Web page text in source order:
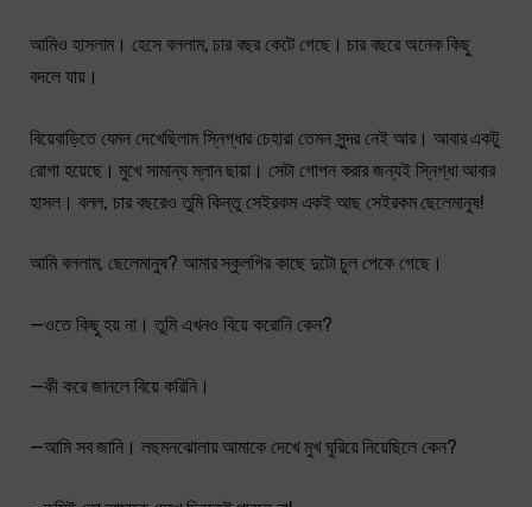
আমিও হাসলাম। হেসে বললাম, চার বছর কেটে গেছে। চার বছরে অনেক কিছু
বদলে যায়।
বিয়েবাড়িতে যেমন দেখেছিলাম স্নিগ্ধার চেহারা তেমন সুন্দর নেই আর। আবার একটু
রোগা হয়েছে। মুখে সামান্য ম্লান ছায়া। সেটা গোপন করার জন্যই স্নিগ্ধা আবার
হাসল। বলল, চার বছরেও তুমি কিন্তু সেইরকম একই আছ সেইরকম ছেলেমানুষ!
আমি বললাম, ছেলেমানুষ? আমার স্কুলপির কাছে দুটো চুল পেকে গেছে।
—ওতে কিছু হয় না। তুমি এখনও বিয়ে করোনি কেন?
—কী করে জানলে বিয়ে করিনি।
—আমি সব জানি। লছমনঝোলায় আমাকে দেখে মুখ ঘুরিয়ে নিয়েছিলে কেন?